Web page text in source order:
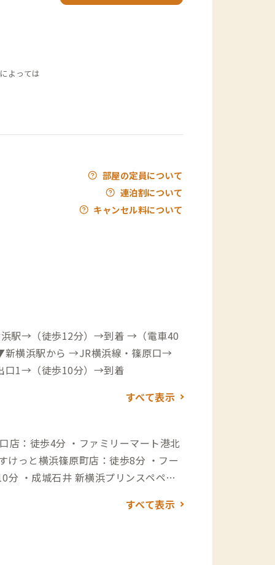
よっては
部屋の定員について
連泊割について
キャンセル料について
駅→（徒歩12分）→到着 →（電車40
横浜駅から →JR横浜線・篠原口→
口1→（徒歩10分）→到着
すべて表示
店：徒歩4分 ・ファミリーマート港北
分 ・成城石井 新横浜プリンスペペ
すべて表示